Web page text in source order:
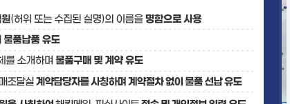
기획본부
사업화본부
행정본부
대외협력부